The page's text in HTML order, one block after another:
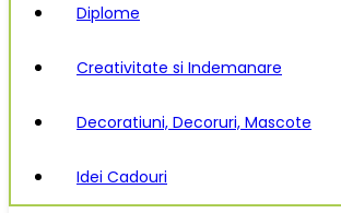
Diplome
Creativitate si Indemanare
Decoratiuni, Decoruri, Mascote
Idei Cadouri